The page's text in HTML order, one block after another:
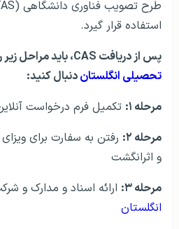
استفاده قرار گیرد.
پس از دریافت CAS، باید مراحل زیر را برای درخواست
تحصیلی انگلستاندنبال کنید:
مرحله ۱: تکمیل فرم درخواست
مرحله ۲: رفتن به سفارت برای
و اثرانگشت
مرحله ۳:
ارائه اسناد و مدارک و
انگلستان